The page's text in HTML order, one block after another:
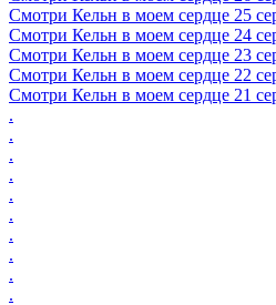
Смотри Кельн в моем сердце 25
Смотри Кельн в моем сердце 24
Смотри Кельн в моем сердце 23
Смотри Кельн в моем сердце 22
Смотри Кельн в моем сердце 21
.
.
.
.
.
.
.
.
.
.